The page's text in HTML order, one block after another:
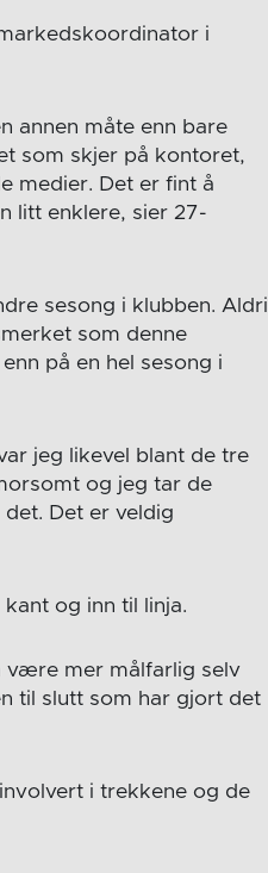
i
annen måte enn bare
som skjer på kontoret,
medier. Det er fint å
litt enklere, sier 27-
sesong i klubben. Aldri
som denne
på en hel sesong i
jeg likevel blant de tre
og jeg tar de
Det er veldig
og inn til linja.
være mer målfarlig selv
til slutt som har gjort det
i trekkene og de